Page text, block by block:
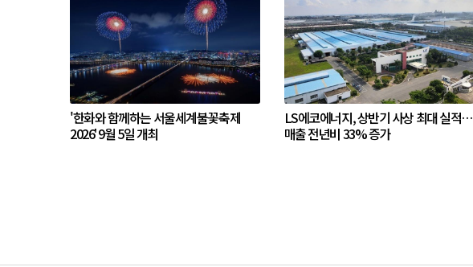
'한화와 함께하는 서울세계불꽃축제
2026' 9월 5일 개최
LS에코에너지, 상반기 사상 최대 실적…
매출 전년비 33% 증가